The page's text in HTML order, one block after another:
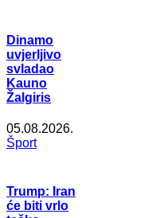
Dinamo
uvjerljivo
svladao
Kauno
Žalgiris
05.08.2026.
Šport
Trump: Iran
će biti vrlo